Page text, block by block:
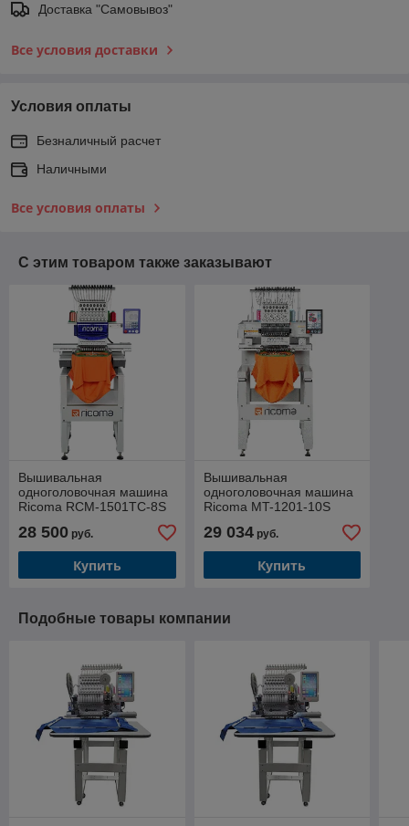
Доставка "Самовывоз"
Все условия доставки
Условия оплаты
Безналичный расчет
Наличными
Все условия оплаты
С этим товаром также заказывают
Вышивальная
одноголовочная машина
Ricoma RCM-1501TC-8S
28 500 руб.
Купить
Вышивальная
одноголовочная машина
Ricoma MT-1201-10S
29 034руб.
Купить
Подобные товары компании